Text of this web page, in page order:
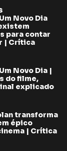
Novo Dia
para contar
| Crítica
Novo Dia |
do filme,
explicado
transforma
épico
| Crítica